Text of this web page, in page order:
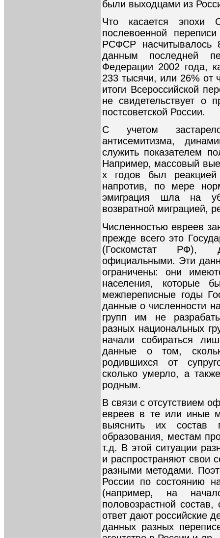
были выходцами из
Что касается
послевоенной
РСФСР насчитывалось
данным последней
Федерации 2002 года,
233 тысячи, или 26% от
итоги Всероссийской
не свидетельствует о
постсоветской России.
С учетом
антисемитизма,
служить показателем
Например, массовый
х годов был
напротив, по мере
эмиграция шла на
возвратной миграцией,
Численностью евреев
прежде всего это
(Госкомстат РФ),
официальными. Эти
ограничены: они
населения,
межпереписные годы
данные о численности
групп им не
разных национальных
начали собираться
данные о том,
родившихся от
сколько умерло, а
родным.
В связи с отсутствием
евреев в те или иные
выяснить их
образования, местам
т.д. В этой ситуации
и распространяют свои
разными методами.
России по состоянию
(например, на
половозрастной
ответ дают российские
данных разных